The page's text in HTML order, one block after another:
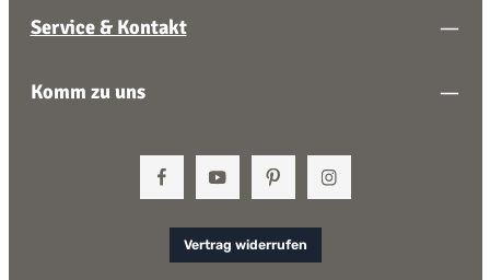
Service & Kontakt
Komm zu uns
Vertrag widerrufen